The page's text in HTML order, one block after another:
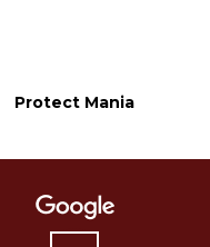
Protect Mania